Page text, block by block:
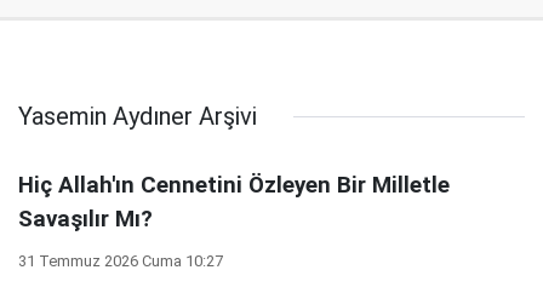
Yasemin Aydıner Arşivi
Hiç Allah'ın Cennetini Özleyen Bir Milletle
Savaşılır Mı?
31 Temmuz 2026 Cuma 10:27